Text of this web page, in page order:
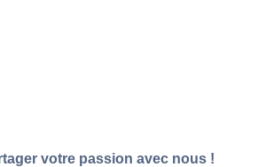
votre passion avec nous !